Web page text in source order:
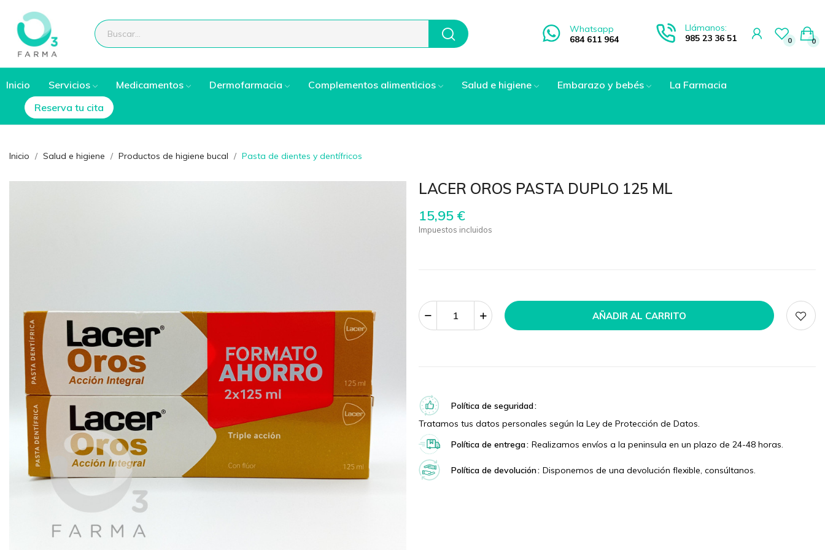
Whatsapp
684 611 964
Llámanos:
985 23 36 51
0 0
Inicio Servicios Medicamentos Dermofarmacia Complementos alimenticios Salud e higiene Embarazo y bebés
La Farmacia
Reserva tu cita
Inicio Salud e higiene Productos de higiene bucal Pasta de dientes y dentífricos
LACER OROS PASTA DUPLO 125 ML
15,95 €
Impuestos incluidos
AÑADIR AL CARRITO
Política de seguridad
Tratamos tus datos personales según la Ley de Protección de Datos.
Política de entrega Realizamos envíos a la peninsula en un plazo de 24-48 horas.
Política de devolución Disponemos de una devolución flexible, consúltanos.